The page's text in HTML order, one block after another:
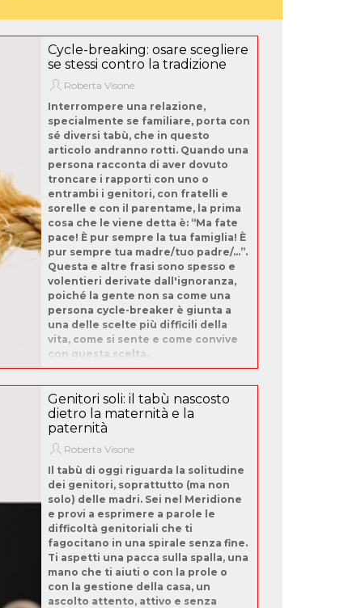
Cycle-breaking: osare scegliere
se stessi contro la tradizione
Roberta Visone
Interrompere una relazione,
specialmente se familiare, porta con
sé diversi tabù, che in questo
articolo andranno rotti. Quando una
persona racconta di aver dovuto
troncare i rapporti con uno o
entrambi i genitori, con fratelli e
sorelle e con il parentame, la prima
cosa che le viene detta è: “Ma fate
pace! È pur sempre la tua famiglia! È
pur sempre tua madre/tuo padre/...”.
Questa e altre frasi sono spesso e
volentieri derivate dall'ignoranza,
poiché la gente non sa come una
persona cycle-breaker è giunta a
una delle scelte più difficili della
vita, come si sente e come convive
con questa scelta.
Genitori soli: il tabù nascosto
dietro la maternità e la
paternità
Roberta Visone
Il tabù di oggi riguarda la solitudine
dei genitori, soprattutto (ma non
solo) delle madri. Sei nel Meridione
e provi a esprimere a parole le
difficoltà genitoriali che ti
fagocitano in una spirale senza fine.
Ti aspetti una pacca sulla spalla, una
mano che ti aiuti o con la prole o
con la gestione della casa, un
ascolto attento, attivo e senza